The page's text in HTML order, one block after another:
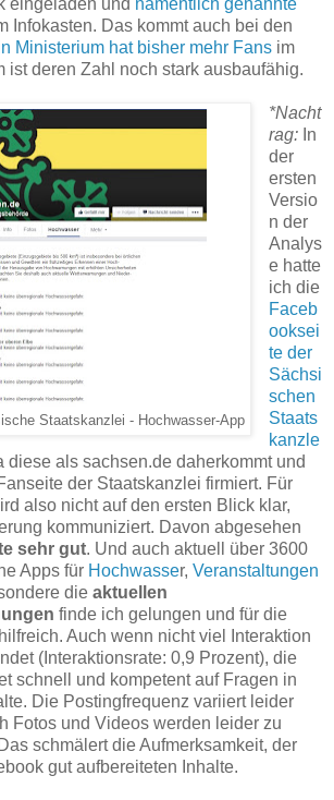
eingeladen und namentlich genannte
Infokasten. Das kommt auch bei den
Ministerium hat bisher mehr Fans im
ist deren Zahl noch stark ausbaufähig.
Staatskanzlei - Hochwasser-App
*Nacht
rag: In
der
ersten
Versio
n der
Analys
e hatte
ich die
Faceb
ooksei
te der
Sächsi
schen
Staats
kanzle
diese als sachsen.de daherkommt und
der Staatskanzlei firmiert. Für
also nicht auf den ersten Blick klar,
kommuniziert. Davon abgesehen
sehr gut. Und auch aktuell über 3600
Apps für Hochwasser, Veranstaltungen
die aktuellen
finde ich gelungen und für die
Auch wenn nicht viel Interaktion
(Interaktionsrate: 0,9 Prozent), die
schnell und kompetent auf Fragen in
Die Postingfrequenz variiert leider
Fotos und Videos werden leider zu
schmälert die Aufmerksamkeit, der
gut aufbereiteten Inhalte.